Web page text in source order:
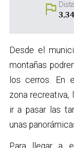
flag
Desde el
montañas
los cerros. En
zona recreativa,
ir a pasar las
unas